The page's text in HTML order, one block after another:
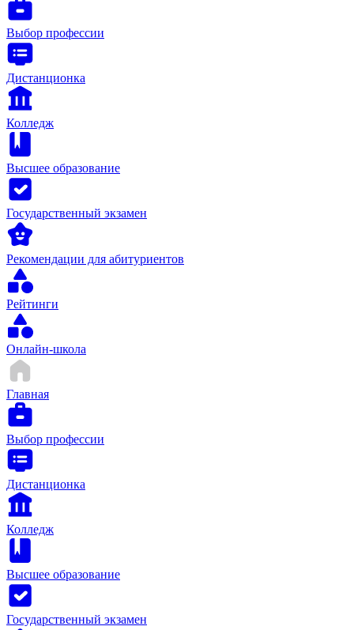
Выбор профессии
Дистанционка
Колледж
Высшее образование
Государственный экзамен
Рекомендации для абитуриентов
Рейтинги
Онлайн-школа
Главная
Выбор профессии
Дистанционка
Колледж
Высшее образование
Государственный экзамен